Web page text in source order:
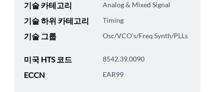
기술 카테고리 Analog & Mixed Signal
기술 하위 카테고리 Timing
기술 그룹 Osc/VCO's/Freq Synth/PLLs
미국 HTS 코드 8542.39.0090
ECCN EAR99